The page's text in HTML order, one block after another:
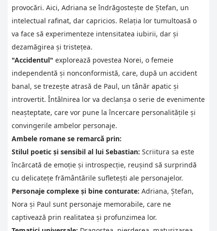
provocări. Aici, Adriana se îndrăgostește de Ștefan, un
intelectual rafinat, dar capricios. Relația lor tumultoasă o
va face să experimenteze intensitatea iubirii, dar și
dezamăgirea și tristețea.
"Accidentul" explorează povestea Norei, o femeie
independentă și nonconformistă, care, după un accident
banal, se trezește atrasă de Paul, un tânăr apatic și
introvertit. Întâlnirea lor va declanșa o serie de evenimente
neașteptate, care vor pune la încercare personalitățile și
convingerile ambelor personaje.
Ambele romane se remarcă prin:
Stilul poetic și sensibil al lui Sebastian: Scriitura sa este
încărcată de emoție și introspecție, reușind să surprindă
cu delicatețe frământările sufletești ale personajelor.
Personaje complexe și bine conturate: Adriana, Ștefan,
Nora și Paul sunt personaje memorabile, care ne
captivează prin realitatea și profunzimea lor.